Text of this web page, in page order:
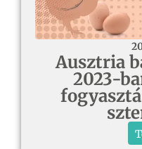
Ausztria
2023-